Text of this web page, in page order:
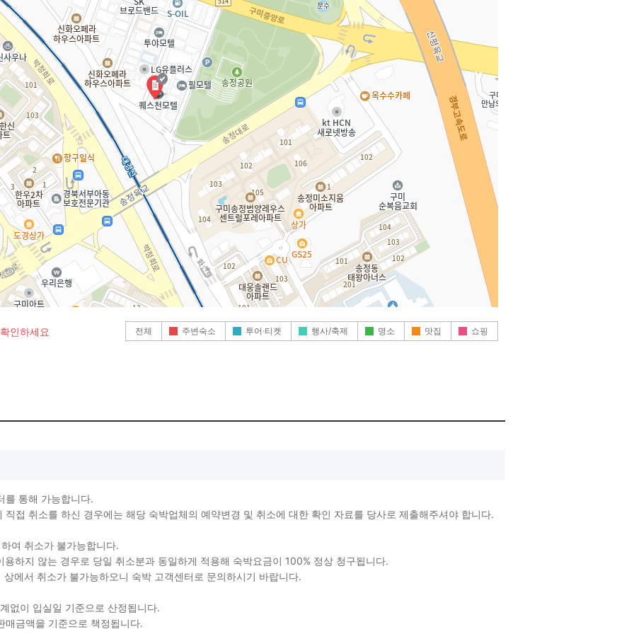
인하세요 전체 주변숙소 투어·티켓 행사/축제 명소 맛집 쇼핑
를 통해 가능합니다.
접 취소를 하신 경우에는 해당 숙박업체의 예약변경 및 취소에 대한 확인 자료를 당사로 제출해주셔야 합니다.
여 취소가 불가능합니다.
하지 않는 경우로 당일 취소분과 동일하게 적용해 숙박요금이 100% 정상 청구됩니다.
에서 취소가 불가능하오니 숙박 고객센터로 문의하시기 바랍니다.
없이 입실일 기준으로 산정됩니다.
금액을 기준으로 책정됩니다.